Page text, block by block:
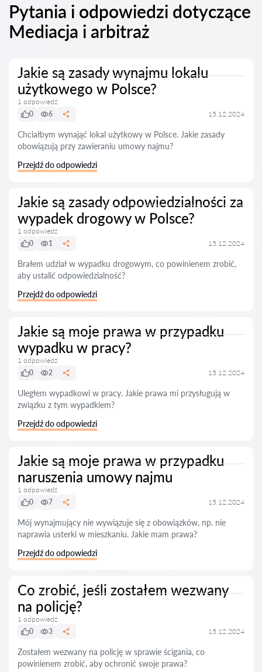
Pytania i odpowiedzi dotyczące
Mediacja i arbitraż
Jakie są zasady wynajmu lokalu
użytkowego w Polsce?
1 odpowiedź
0
6 15.12.2024
Chciałbym wynająć lokal użytkowy w Polsce. Jakie zasady
obowiązują przy zawieraniu umowy najmu?
Przejdź do odpowiedzi
Jakie są zasady odpowiedzialności za
wypadek drogowy w Polsce?
1 odpowiedź
0
1 15.12.2024
Brałem udział w wypadku drogowym, co powinienem zrobić,
aby ustalić odpowiedzialność?
Przejdź do odpowiedzi
Jakie są moje prawa w przypadku
wypadku w pracy?
1 odpowiedź
0
2 15.12.2024
Uległem wypadkowi w pracy. Jakie prawa mi przysługują w
związku z tym wypadkiem?
Przejdź do odpowiedzi
Jakie są moje prawa w przypadku
naruszenia umowy najmu
1 odpowiedź
0
7 15.12.2024
Mój wynajmujący nie wywiązuje się z obowiązków, np. nie
naprawia usterki w mieszkaniu. Jakie mam prawa?
Przejdź do odpowiedzi
Co zrobić, jeśli zostałem wezwany
na policję?
1 odpowiedź
0
3 15.12.2024
Zostałem wezwany na policję w sprawie ścigania, co
powinienem zrobić, aby ochronić swoje prawa?